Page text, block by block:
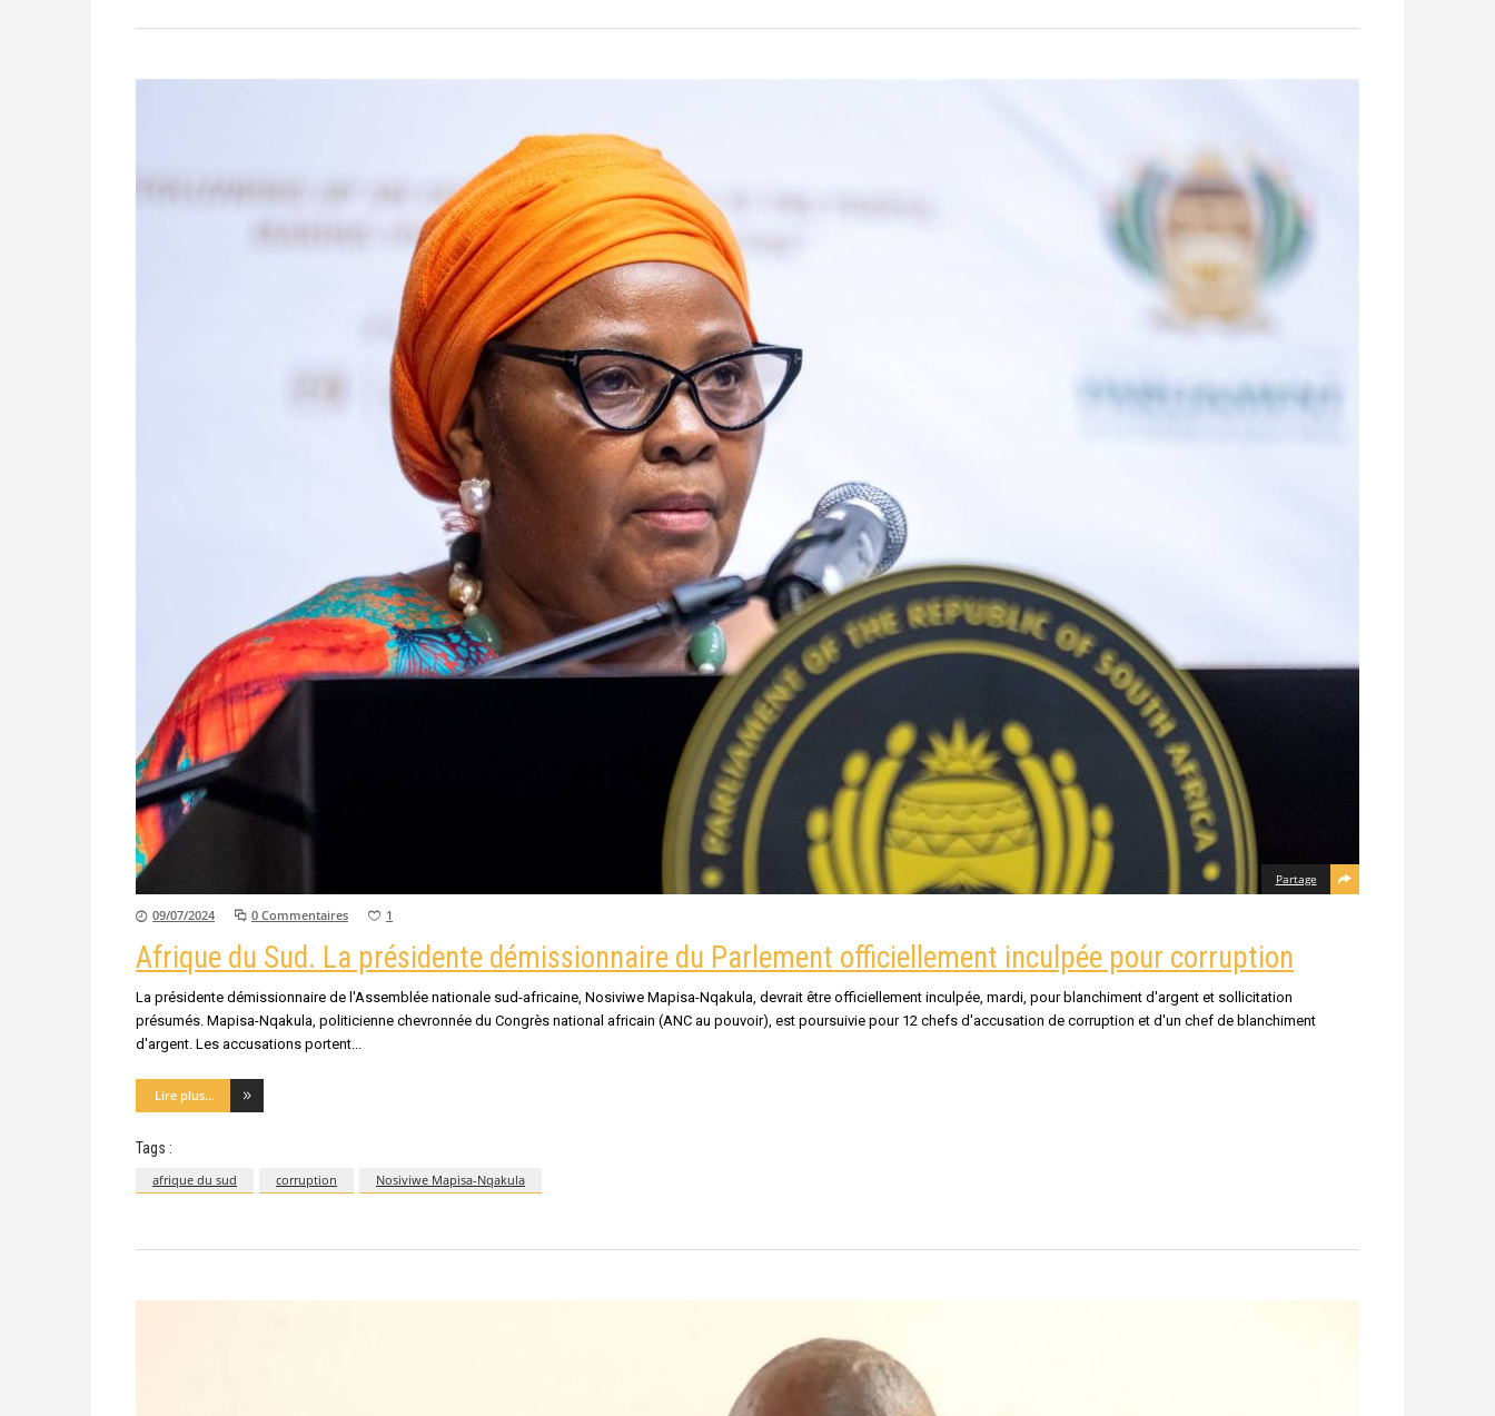
Partage
09/07/2024 0 Commentaires 1
Afrique du Sud. La présidente démissionnaire du Parlement officiellement inculpée pour corruption
La présidente démissionnaire de l'Assemblée nationale sud-africaine, Nosiviwe Mapisa-Nqakula, devrait être officiellement inculpée, mardi, pour blanchiment d'argent et sollicitation
présumés. Mapisa-Nqakula, politicienne chevronnée du Congrès national africain (ANC au pouvoir), est poursuivie pour 12 chefs d'accusation de corruption et d'un chef de blanchiment
d'argent. Les accusations portent
Lire plus...
Tags :
afrique du sud corruption Nosiviwe Mapisa-Nqakula